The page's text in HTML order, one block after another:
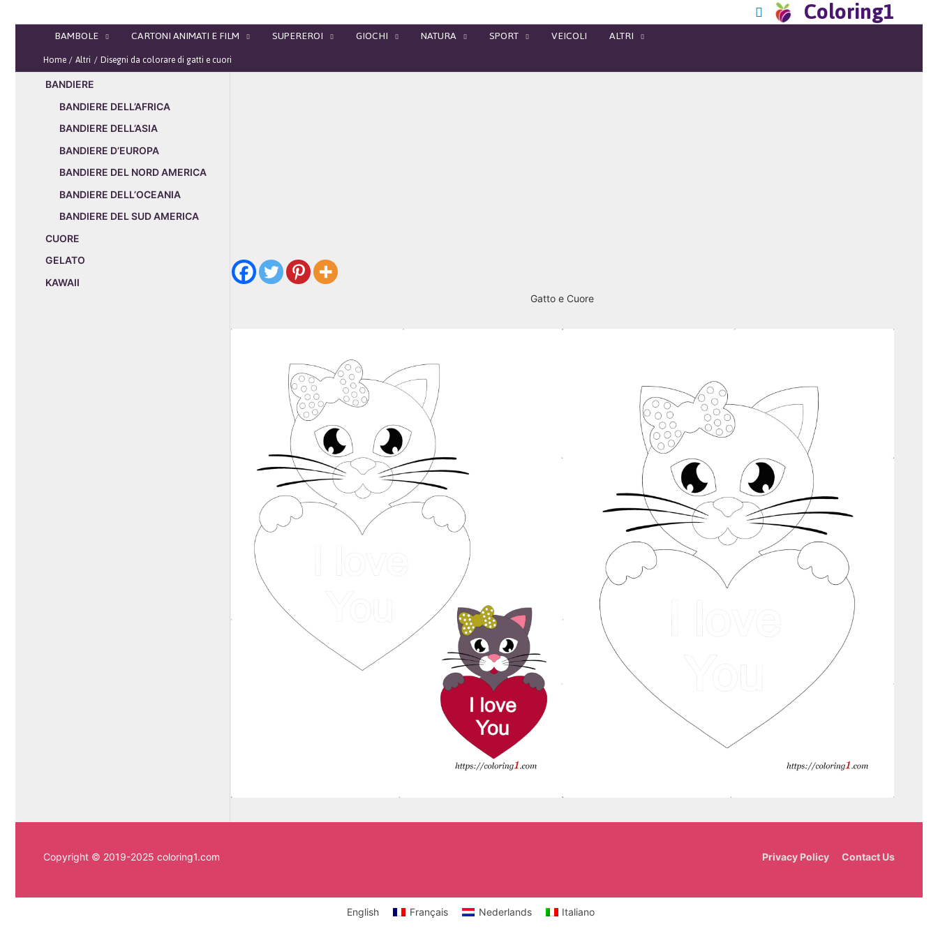
Coloring1
BAMBOLE CARTONI ANIMATI E FILM SUPEREROI GIOCHI NATURA SPORT VEICOLI ALTRI
Home Altri Disegni da colorare di gatti e cuori
BANDIERE
BANDIERE DELL’AFRICA
BANDIERE DELL’ASIA
BANDIERE D’EUROPA
BANDIERE DEL NORD AMERICA
BANDIERE DELL’OCEANIA
BANDIERE DEL SUD AMERICA
CUORE
GELATO
KAWAII
Gatto e Cuore
Copyright © 2019-2025 coloring1.com Privacy Policy Contact Us
English Français Nederlands Italiano